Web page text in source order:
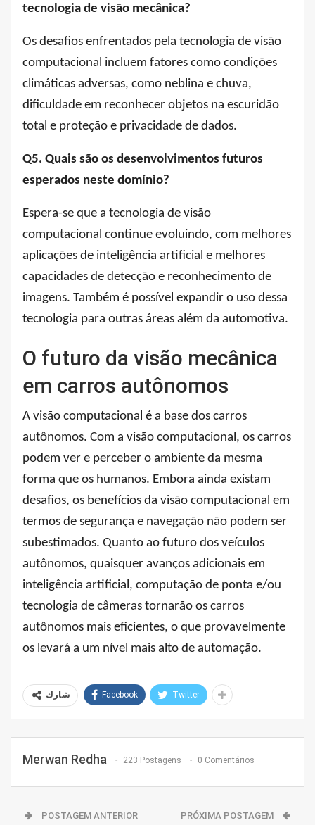
tecnologia de visão mecânica?
Os desafios enfrentados pela tecnologia de visão
computacional incluem fatores como condições
climáticas adversas, como neblina e chuva,
dificuldade em reconhecer objetos na escuridão
total e proteção e privacidade de dados.
Q5. Quais são os desenvolvimentos futuros
esperados neste domínio?
Espera-se que a tecnologia de visão
computacional continue evoluindo, com melhores
aplicações de inteligência artificial e melhores
capacidades de detecção e reconhecimento de
imagens. Também é possível expandir o uso dessa
tecnologia para outras áreas além da automotiva.
O futuro da visão mecânica
em carros autônomos
A visão computacional é a base dos carros
autônomos. Com a visão computacional, os carros
podem ver e perceber o ambiente da mesma
forma que os humanos. Embora ainda existam
desafios, os benefícios da visão computacional em
termos de segurança e navegação não podem ser
subestimados. Quanto ao futuro dos veículos
autônomos, quaisquer avanços adicionais em
inteligência artificial, computação de ponta e/ou
tecnologia de câmeras tornarão os carros
autônomos mais eficientes, o que provavelmente
os levará a um nível mais alto de automação.
شارك Facebook Twitter
Merwan Redha 223 Postagens 0 Comentários
POSTAGEM ANTERIOR
PRÓXIMA POSTAGEM